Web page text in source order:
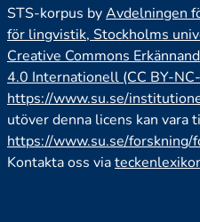
STS-korpus byAvdelningen
för lingvistik, Stockholms
Creative Commons
4.0 Internationell (CC BY-
https://www.su.se/
utöver denna licens kan vara
https://www.su.se/forskning/
Kontakta oss via